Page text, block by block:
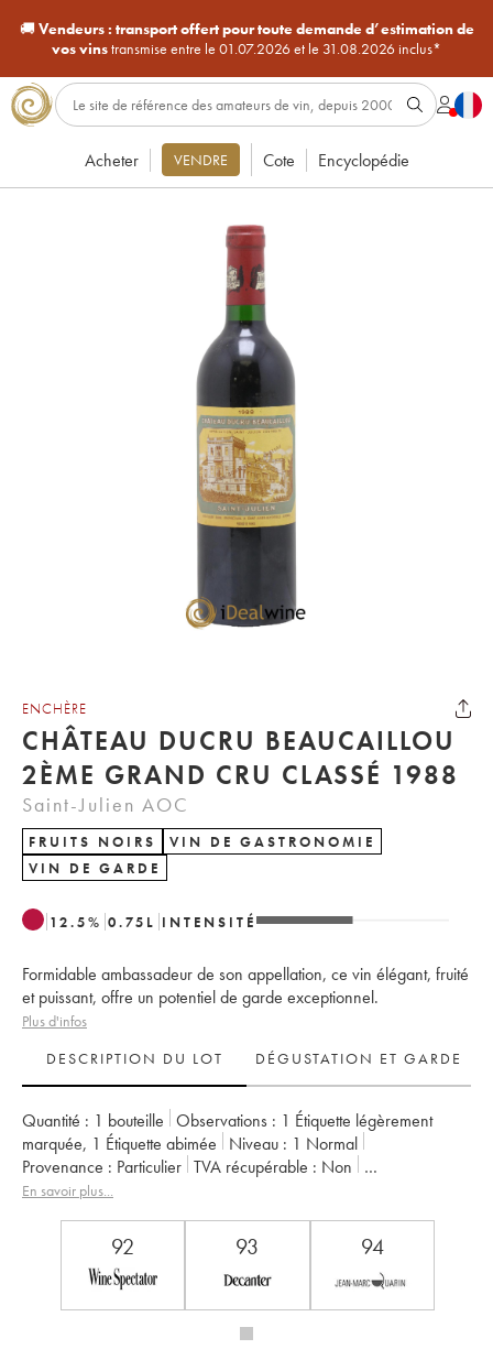
🚚Vendeurs : transport offert pour toute demande d’estimation de
vos vinstransmise entre le 01.07.2026 et le 31.08.2026 inclus*
Acheter VENDRE Cote Encyclopédie
ENCHÈRE
CHÂTEAU DUCRU BEAUCAILLOU
2ÈME GRAND CRU CLASSÉ 1988
Saint-Julien AOC
FRUITS NOIRS
VIN DE GASTRONOMIE
VIN DE GARDE
12.5% 0.75 L INTENSITÉ
Formidable ambassadeur de son appellation, ce vin élégant, fruité
et puissant, offre un potentiel de garde exceptionnel.
Plus d'infos
DESCRIPTION DU LOT
DÉGUSTATION ET GARDE
Quantité : 1 bouteille Observations : 1 Étiquette légèrement
marquée, 1 Étiquette abimée Niveau : 1 Normal
Provenance : particulier TVA récupérable :
non
Région :
Bordeaux
En savoir plus...
92 93 94